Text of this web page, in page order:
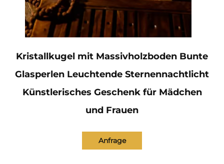
Kristallkugel mit Massivholzboden Bunte
Glasperlen Leuchtende Sternennachtlicht
Künstlerisches Geschenk für Mädchen
und Frauen
Anfrage